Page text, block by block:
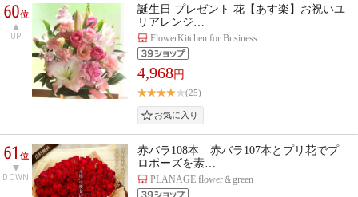
60位
UP
誕生日 プレゼント 花【あす楽】お祝いユ
リアレンジ…
FlowerKitchen for Business
4,968円
(25)
61位
DOWN
赤バラ108本 赤バラ107本とプリ花でプ
ロポーズを素…
PLANAGE flower＆green